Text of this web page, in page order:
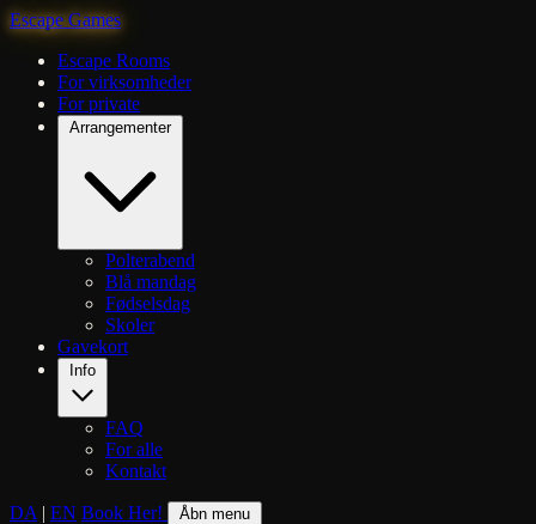
Escape Games
Escape Rooms
For virksomheder
For private
Arrangementer
Polterabend
Blå mandag
Fødselsdag
Skoler
Gavekort
FAQ
For alle
Kontakt
DA | EN Book Her! Åbn menu